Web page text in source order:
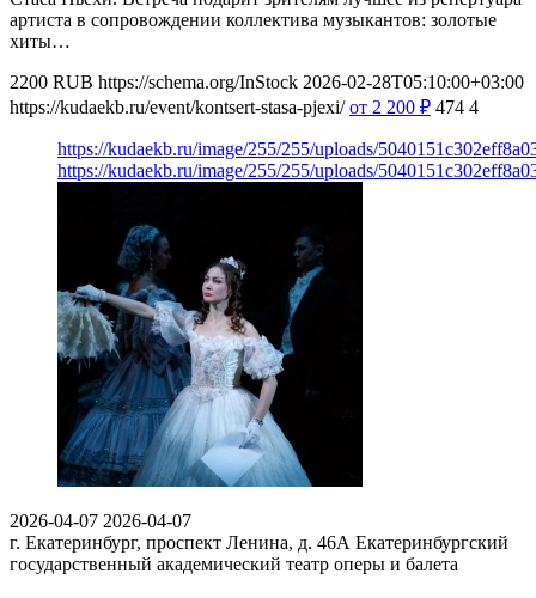
артиста в сопровождении коллектива музыкантов: золотые
хиты…
2200 RUB https://schema.org/InStock 2026-02-28T05:10:00+03:00
https://kudaekb.ru/event/kontsert-stasa-pjexi/ от 2 200 ₽ 474 4
https://kudaekb.ru/image/255/255/uploads/
https://kudaekb.ru/image/255/255/uploads/
2026-04-07 2026-04-07
г. Екатеринбург, проспект Ленина, д. 46А Екатеринбургский
государственный академический театр оперы и балета